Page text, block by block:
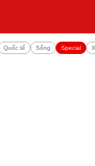
Quốc tế Sống Special